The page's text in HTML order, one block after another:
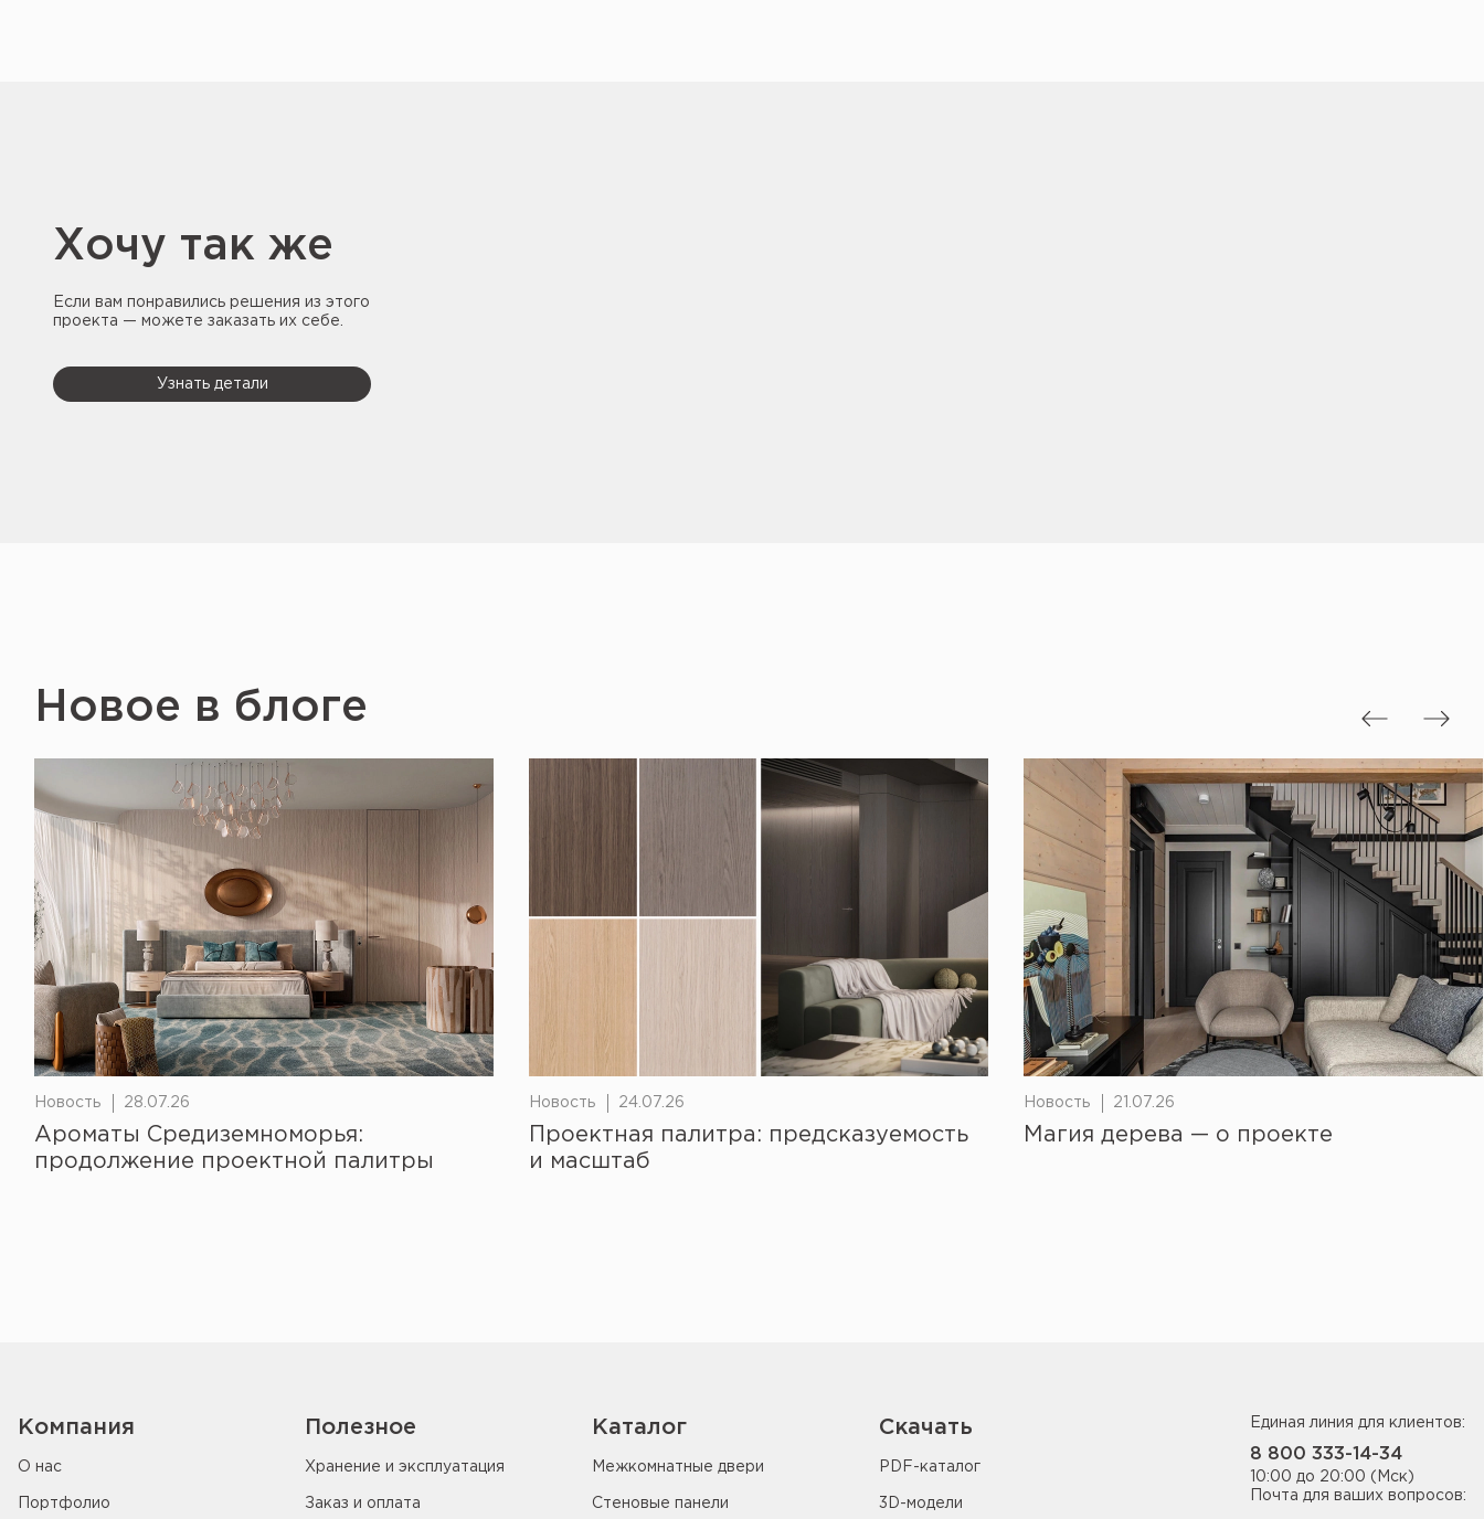
Хочу так же
Если вам понравились решения из этого
проекта — можете заказать их себе.
Узнать детали
Новое в блоге
Новость 28.07.26
Ароматы Средиземноморья:
продолжение проектной палитры
Новость 24.07.26
Проектная палитра: предсказуемость
и масштаб
Новость 21.07.26
Магия дерева — о проекте
Компания
О нас
Портфолио
Полезное
Хранение и эксплуатация
Заказ и оплата
Каталог
Межкомнатные двери
Стеновые панели
Скачать
PDF-каталог
3D-модели
Единая линия для клиентов:
8 800 333-14-34
10:00 до 20:00 (Мск)
Почта для ваших вопросов: